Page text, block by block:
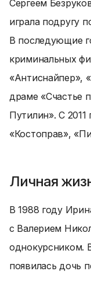
Сергеем
играла подругу
В последующие
криминальных
«Антиснайпер»,
драме «Счастье
Путилин». С 2011
«Костоправ»,
Личная
В 1988 году
с Валерием
однокурсником.
появилась дочь